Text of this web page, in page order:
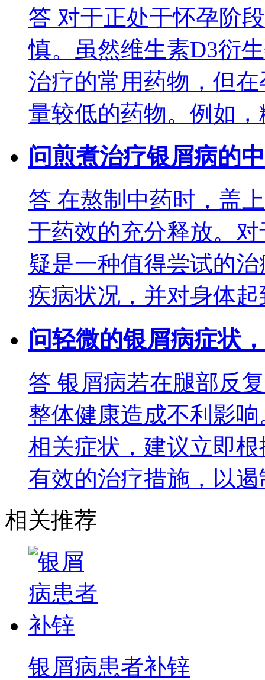
答 对于正处于怀孕阶
慎。虽然维生素D3衍
治疗的常用药物，但
量较低的药物。例如
问煎煮治疗银屑病的
答 在熬制中药时，盖
于药效的充分释放。
疑是一种值得尝试的
疾病状况，并对身体
问轻微的银屑病症状
答 银屑病若在腿部反
整体健康造成不利影
相关症状，建议立即
有效的治疗措施，以
相关推荐
银屑病患者补锌